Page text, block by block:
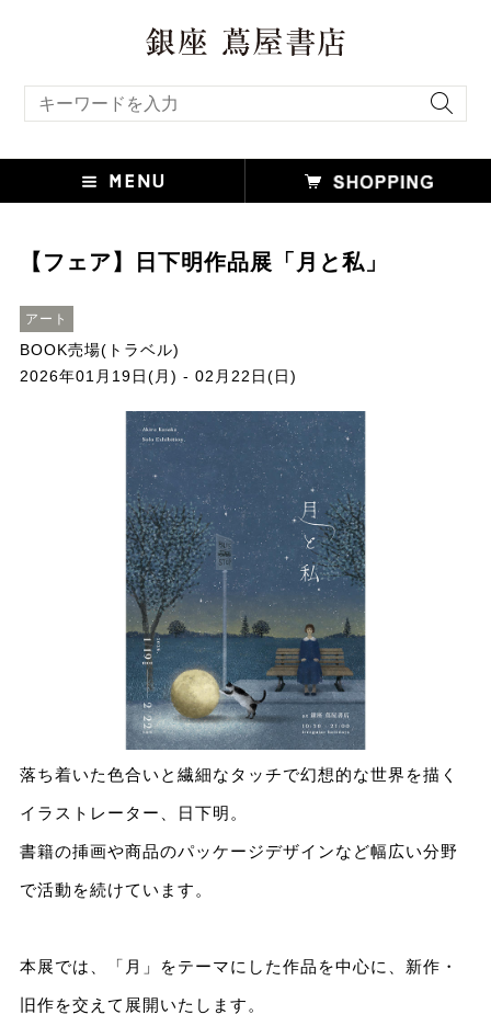
【フェア】日下明作品展「月と私」
アート
BOOK売場(トラベル)
2026年01月19日(月) - 02月22日(日)
落ち着いた色合いと繊細なタッチで幻想的な世界を描く
イラストレーター、日下明。
書籍の挿画や商品のパッケージデザインなど幅広い分野
で活動を続けています。
本展では、「月」をテーマにした作品を中心に、新作・
旧作を交えて展開いたします。